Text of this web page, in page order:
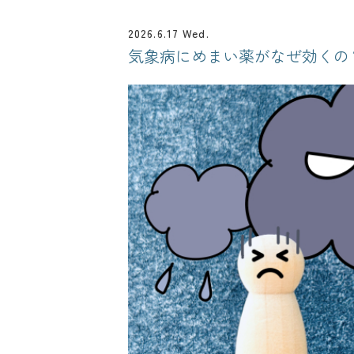
2026.6.17 Wed.
気象病にめまい薬がなぜ効くの